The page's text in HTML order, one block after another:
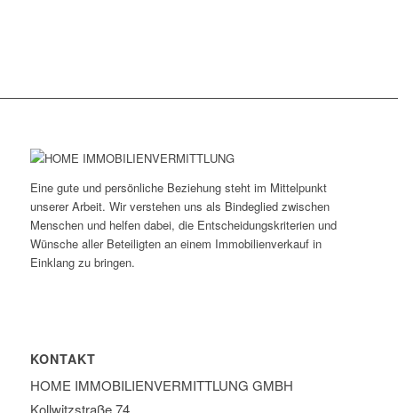
Eine gute und persönliche Beziehung steht im Mittelpunkt
unserer Arbeit. Wir verstehen uns als Bindeglied zwischen
Menschen und helfen dabei, die Entscheidungskriterien und
Wünsche aller Beteiligten an einem Immobilienverkauf in
Einklang zu bringen.
KONTAKT
HOME IMMOBILIEN­VERMITTLUNG GMBH
Kollwitzstraße 74